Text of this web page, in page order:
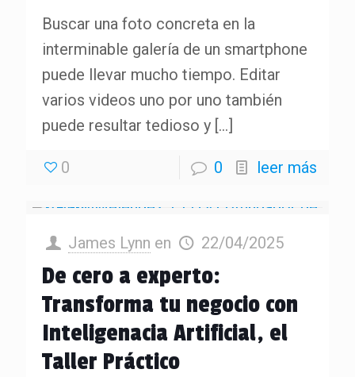
Buscar una foto concreta en la
interminable galería de un smartphone
puede llevar mucho tiempo. Editar
varios videos uno por uno también
puede resultar tedioso y […]
0 0 leer más
James Lynn en 22/04/2025
De cero a experto:
Transforma tu negocio con
Inteligenacia Artificial, el
Taller Práctico